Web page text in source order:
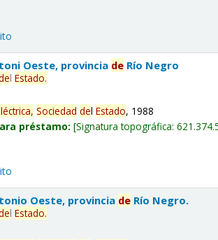
Oeste, provincia de Río Negro
lEstado.
Sociedad delEstado, 1988
préstamo: Signatura topográfica:
Oeste, provincia de Río Negro.
lEstado.